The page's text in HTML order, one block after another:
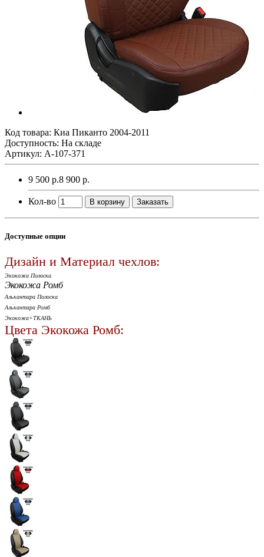
Код товара: Киа Пиканто 2004-2011
Доступность: На складе
Артикул: A-107-371
9 500 р.8 900 р.
Кол-во В корзину Заказать
Доступные опции
Дизайн и Материал чехлов:
Экокожа Полоска
Экокожа Ромб
Алькантара Полоска
Алькантара Ромб
Экокожа+ТКАНЬ
Цвета Экокожа Ромб: